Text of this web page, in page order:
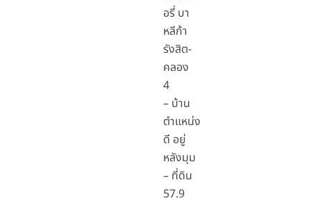
อรี่ บา
หลีก้า
รังสิต-
คลอง
4
– บ้าน
ตำแหน่ง
ดี อยู่
หลังมุม
– ที่ดิน
57.9